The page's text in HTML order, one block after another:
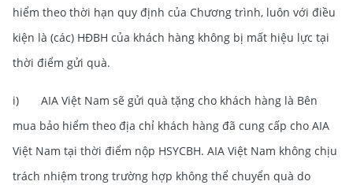
hiểm theo thời hạn quy định của Chương trình, luôn với điều
kiện là (các) HĐBH của khách hàng không bị mất hiệu lực tại
thời điểm gửi quà.
i) AIA Việt Nam sẽ gửi quà tặng cho khách hàng là Bên
mua bảo hiểm theo địa chỉ khách hàng đã cung cấp cho AIA
Việt Nam tại thời điểm nộp HSYCBH. AIA Việt Nam không chịu
trách nhiệm trong trường hợp không thể chuyển quà do